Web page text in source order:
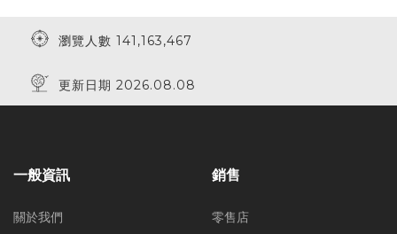
瀏覽人數 141,163,467
更新日期 2026.08.08
一般資訊
關於我們
銷售
零售店